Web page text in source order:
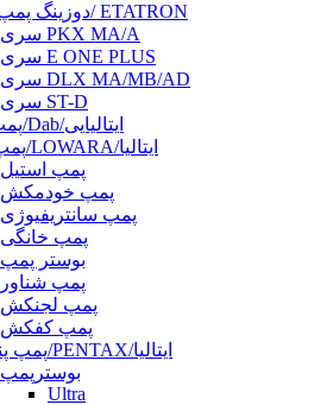
دوزینگ پمپ ایتالیا/ ETATRON
سری PKX MA/A
سری E ONE PLUS
سری DLX MA/MB/AD
سری ST-D
پمپ داب/Dab/ایتالیایی
پمپ لوارا/LOWARA/ایتالیا
پمپ استیل
پمپ خودمکش
پمپ سانتریفیوژی
پمپ خانگی
بوستر پمپ
پمپ شناور
پمپ لجنکش
پمپ کفکش
پمپ پنتاکس/PENTAX/ایتالیا
بوسترپمپ
Ultra